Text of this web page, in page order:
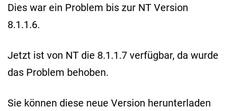
Dies war ein Problem bis zur NT Version
8.1.1.6.
Jetzt ist von NT die 8.1.1.7 verfügbar, da wurde
das Problem behoben.
Sie können diese neue Version herunterladen